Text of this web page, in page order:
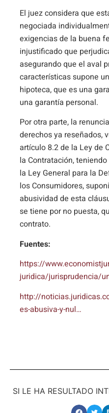
El juez considera que
negociada
exigencias de la buena
injustificado que
asegurando que el aval
características supone
hipoteca, que es una
una garantía personal.
Por otra parte, la
derechos ya reseñados,
artículo 8.2 de la Ley de
la Contratación,
la Ley General para la
los Consumidores,
abusividad de esta
se tiene por no puesta,
contrato.
Fuentes:
https://
juridica/jurisprudencia/
http://
es-abusiva-y-nul…
SI LE HA RESULTADO